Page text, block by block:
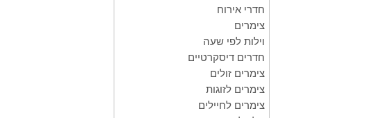
חדרי אירוח
צימרים
וילות לפי שעה
חדרים דיסקרטיים
צימרים זולים
צימרים לזוגות
צימרים לחיילים